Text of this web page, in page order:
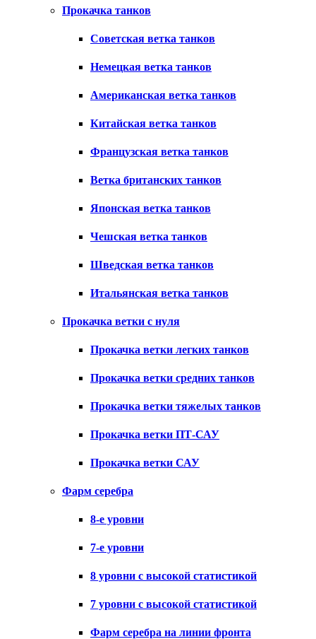
Прокачка танков
Советская ветка танков
Немецкая ветка танков
Американская ветка танков
Китайская ветка танков
Французская ветка танков
Ветка британских танков
Японская ветка танков
Чешская ветка танков
Шведская ветка танков
Итальянская ветка танков
Прокачка ветки с нуля
Прокачка ветки легких танков
Прокачка ветки средних танков
Прокачка ветки тяжелых танков
Прокачка ветки ПТ-САУ
Прокачка ветки САУ
Фарм серебра
8-е уровни
7-е уровни
8 уровни с высокой статистикой
7 уровни с высокой статистикой
Фарм серебра на линии фронта